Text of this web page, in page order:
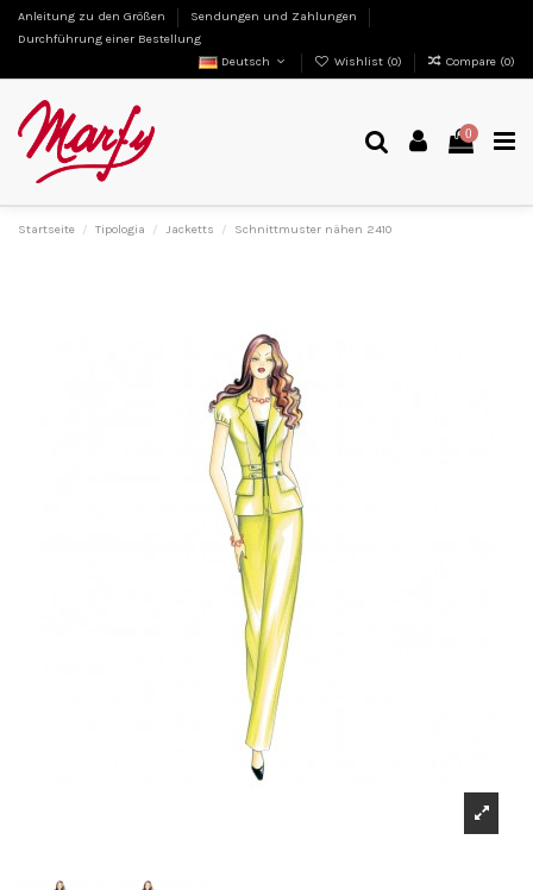
Anleitung zu den Größen
Sendungen und Zahlungen
Durchführung einer Bestellung
Deutsch
Wishlist (0) Compare (0)
0
Startseite Tipologia Jacketts Schnittmuster nähen 2410